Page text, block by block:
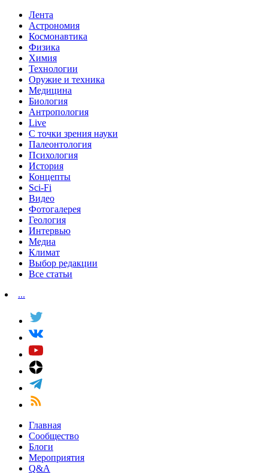
Лента
Астрономия
Космонавтика
Физика
Химия
Технологии
Оружие и техника
Медицина
Биология
Антропология
Live
С точки зрения науки
Палеонтология
Психология
История
Концепты
Sci-Fi
Видео
Фотогалерея
Геология
Интервью
Медиа
Климат
Выбор редакции
Все статьи
...
Главная
Сообщество
Блоги
Мероприятия
Q&A